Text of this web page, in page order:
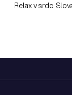
Relax v srdci